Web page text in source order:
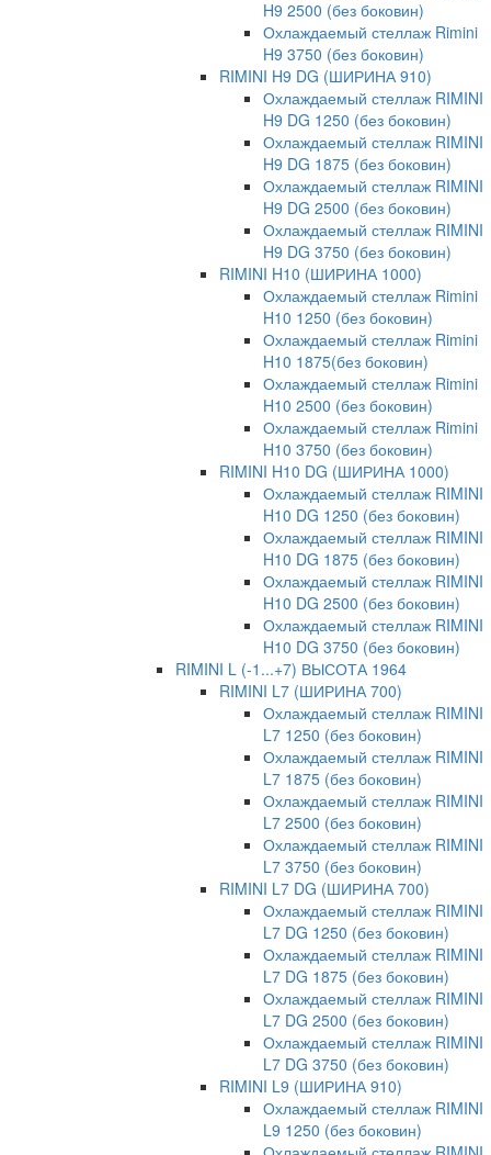
H9 2500 (без боковин)
Охлаждаемый стеллаж Rimini
H9 3750 (без боковин)
RIMINI H9 DG (ШИРИНА 910)
Охлаждаемый стеллаж RIMINI
H9 DG 1250 (без боковин)
Охлаждаемый стеллаж RIMINI
H9 DG 1875 (без боковин)
Охлаждаемый стеллаж RIMINI
H9 DG 2500 (без боковин)
Охлаждаемый стеллаж RIMINI
H9 DG 3750 (без боковин)
RIMINI H10 (ШИРИНА 1000)
Охлаждаемый стеллаж Rimini
H10 1250 (без боковин)
Охлаждаемый стеллаж Rimini
H10 1875(без боковин)
Охлаждаемый стеллаж Rimini
H10 2500 (без боковин)
Охлаждаемый стеллаж Rimini
H10 3750 (без боковин)
RIMINI H10 DG (ШИРИНА 1000)
Охлаждаемый стеллаж RIMINI
H10 DG 1250 (без боковин)
Охлаждаемый стеллаж RIMINI
H10 DG 1875 (без боковин)
Охлаждаемый стеллаж RIMINI
H10 DG 2500 (без боковин)
Охлаждаемый стеллаж RIMINI
H10 DG 3750 (без боковин)
RIMINI L (-1...+7) ВЫСОТА 1964
RIMINI L7 (ШИРИНА 700)
Охлаждаемый стеллаж RIMINI
L7 1250 (без боковин)
Охлаждаемый стеллаж RIMINI
L7 1875 (без боковин)
Охлаждаемый стеллаж RIMINI
L7 2500 (без боковин)
Охлаждаемый стеллаж RIMINI
L7 3750 (без боковин)
RIMINI L7 DG (ШИРИНА 700)
Охлаждаемый стеллаж RIMINI
L7 DG 1250 (без боковин)
Охлаждаемый стеллаж RIMINI
L7 DG 1875 (без боковин)
Охлаждаемый стеллаж RIMINI
L7 DG 2500 (без боковин)
Охлаждаемый стеллаж RIMINI
L7 DG 3750 (без боковин)
RIMINI L9 (ШИРИНА 910)
Охлаждаемый стеллаж RIMINI
L9 1250 (без боковин)